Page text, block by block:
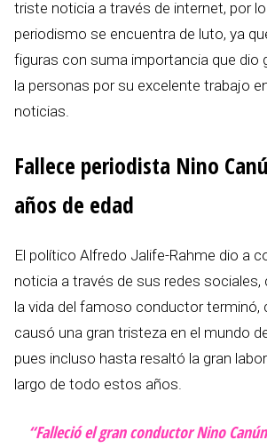
triste noticia a través de internet, por
periodismo se encuentra de luto, ya
figuras con suma importancia que dio
la personas por su excelente trabajo
noticias.
Fallece periodista Nino
años de edad
El político Alfredo Jalife-Rahme dio a
noticia a través de sus redes
la vida del famoso conductor terminó,
causó una gran tristeza en el mundo
pues incluso hasta resaltó la gran
largo de todo estos años.
“Falleció el gran conductor Nino